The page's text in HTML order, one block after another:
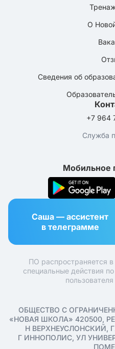
О
Сведения об
+7 964
Служба
Мобильное
Саша — ассистент
в телеграмме
ПО распространяется в
специальные действия
ОБЩЕСТВО С
«НОВАЯ ШКОЛА» 420500,
Н ВЕРХНЕУСЛОНСКИЙ,
Г ИННОПОЛИС, УЛ